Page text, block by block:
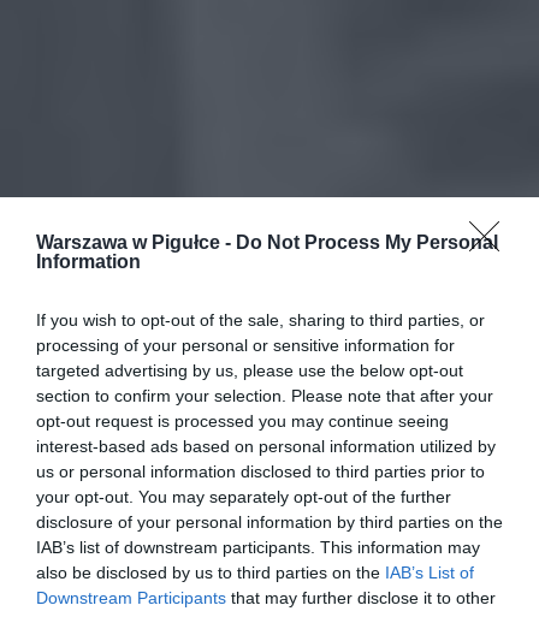
Warszawa w Pigułce - Do Not Process My Personal
Information
If you wish to opt-out of the sale, sharing to third parties, or
processing of your personal or sensitive information for
targeted advertising by us, please use the below opt-out
section to confirm your selection. Please note that after your
opt-out request is processed you may continue seeing
interest-based ads based on personal information utilized by
us or personal information disclosed to third parties prior to
your opt-out. You may separately opt-out of the further
disclosure of your personal information by third parties on the
IAB’s list of downstream participants. This information may
also be disclosed by us to third parties on the IAB’s List of
Downstream Participants that may further disclose it to other